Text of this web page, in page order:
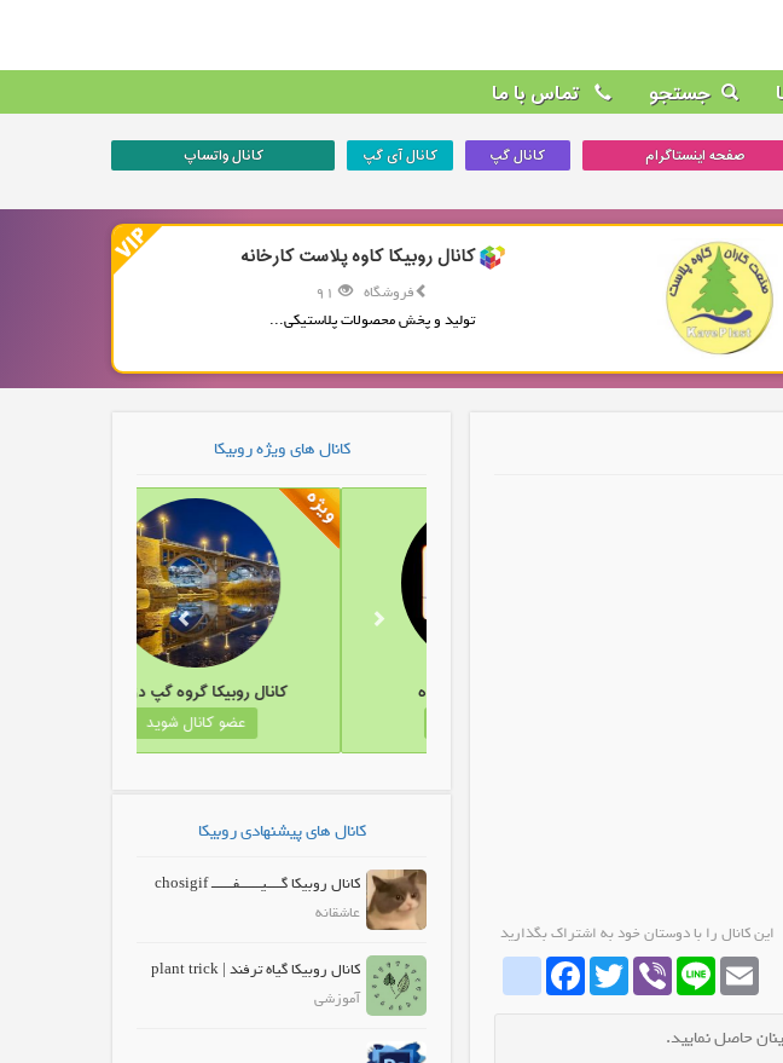
جستجو تماس با ما
صفحه اینستاگرام کانال گپ کانال آی گپ کانال واتساپ
کانال روبیکا کاوه پلاست کارخانه
فروشگاه
91
تولید و پخش محصولات پلاستیکی...
این کانال را با دوستان خود به اشتراک بگذارید
whatrubikaFacebookTwitter Viber Line Email
حاصل نمایید.
کانال های ویژه روبیکا
کانال روبیکا گروه گپ دزفول
عضو کانال شوید
کانال روبیکا متن کده
کانال های پیشنهادی روبیکا
کانال روبیکا گــــیــــــفــــــ chosigif
عاشقانه
کانال روبیکا گیاه ترفند | plant trick
آموزشی